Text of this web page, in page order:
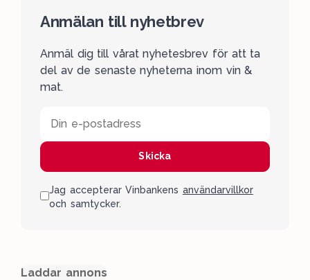
Anmälan till nyhetbrev
Anmäl dig till vårat nyhetesbrev för att ta
del av de senaste nyheterna inom vin &
mat.
Din e-postadress
Skicka
Jag accepterar Vinbankens användarvillkor
och samtycker.
Laddar annons